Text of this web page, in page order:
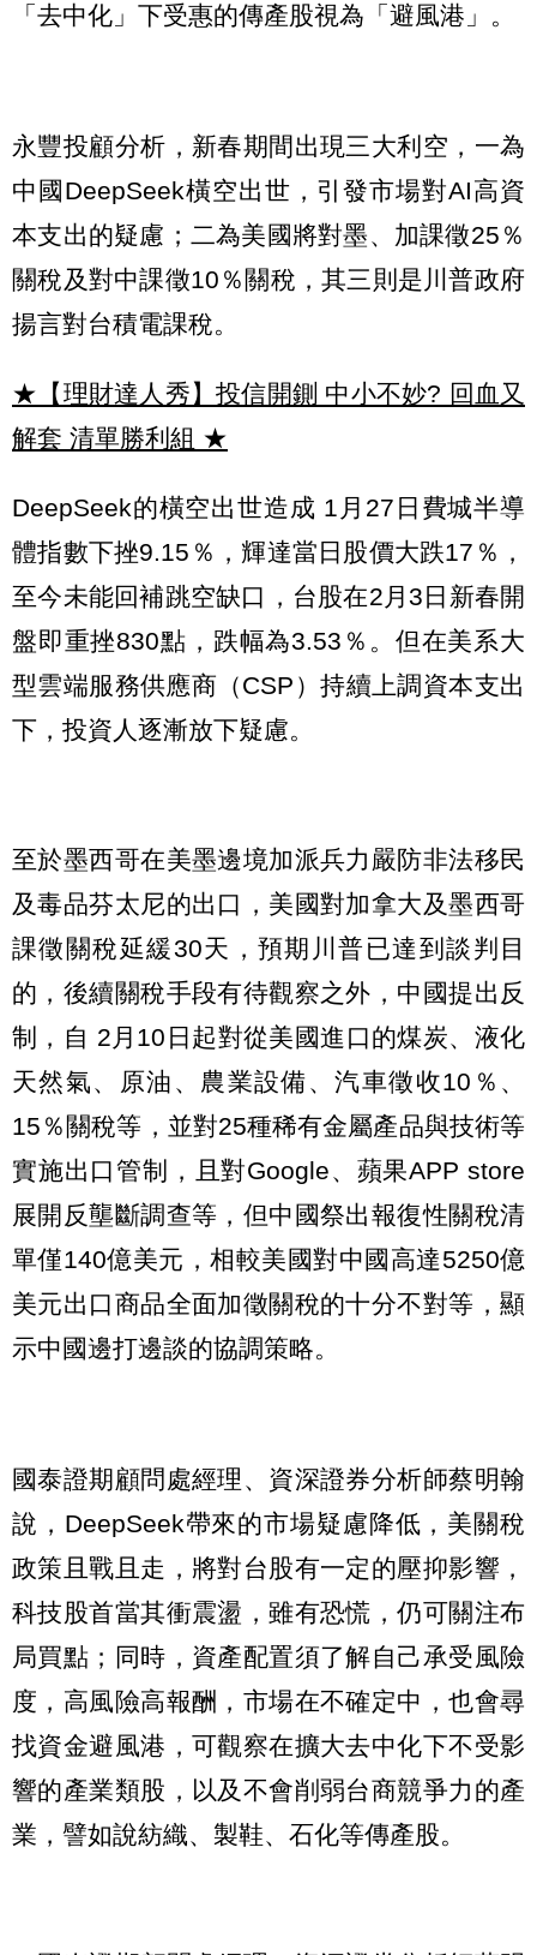
「去中化」下受惠的傳產股視為「避風港」。
永豐投顧分析，新春期間出現三大利空，一為
中國DeepSeek橫空出世，引發市場對AI高資
本支出的疑慮；二為美國將對墨、加課徵25％
關稅及對中課徵10％關稅，其三則是川普政府
揚言對台積電課稅。
★【理財達人秀】投信開鍘 中小不妙? 回血又
解套 清單勝利組 ★
DeepSeek的橫空出世造成 1月27日費城半導
體指數下挫9.15％，輝達當日股價大跌17％，
至今未能回補跳空缺口，台股在2月3日新春開
盤即重挫830點，跌幅為3.53％。但在美系大
型雲端服務供應商（CSP）持續上調資本支出
下，投資人逐漸放下疑慮。
至於墨西哥在美墨邊境加派兵力嚴防非法移民
及毒品芬太尼的出口，美國對加拿大及墨西哥
課徵關稅延緩30天，預期川普已達到談判目
的，後續關稅手段有待觀察之外，中國提出反
制，自 2月10日起對從美國進口的煤炭、液化
天然氣、原油、農業設備、汽車徵收10％、
15％關稅等，並對25種稀有金屬產品與技術等
實施出口管制，且對Google、蘋果APP store
展開反壟斷調查等，但中國祭出報復性關稅清
單僅140億美元，相較美國對中國高達5250億
美元出口商品全面加徵關稅的十分不對等，顯
示中國邊打邊談的協調策略。
國泰證期顧問處經理、資深證券分析師蔡明翰
說，DeepSeek帶來的市場疑慮降低，美關稅
政策且戰且走，將對台股有一定的壓抑影響，
科技股首當其衝震盪，雖有恐慌，仍可關注布
局買點；同時，資產配置須了解自己承受風險
度，高風險高報酬，市場在不確定中，也會尋
找資金避風港，可觀察在擴大去中化下不受影
響的產業類股，以及不會削弱台商競爭力的產
業，譬如說紡織、製鞋、石化等傳產股。